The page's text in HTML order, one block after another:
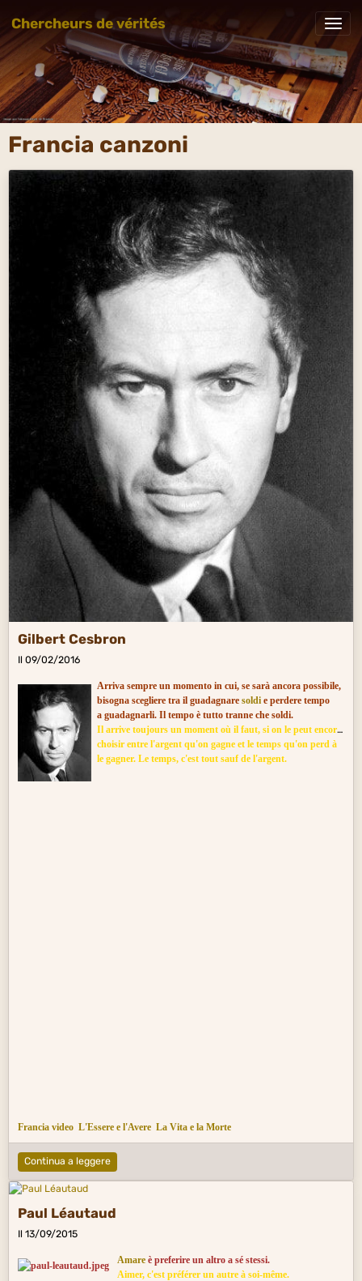
Chercheurs de vérités
Francia canzoni
Gilbert Cesbron
Il 09/02/2016
Arriva sempre un momento in cui, se sarà ancora possibile,
bisogna scegliere tra il guadagnare soldie perdere tempo
a guadagnarli. Il tempo è tutto tranne che soldi.
Il arrive toujours un moment où il faut, si on le peut encore,
choisir entre l'argent qu'on gagne et le temps qu'on perd à
le gagner. Le temps, c'est tout sauf de l'argent.
Francia video L'Essere e l'Avere La Vita e la Morte
Continua a leggere
Paul Léautaud
Il 13/09/2015
Amareè preferire un altro a sé stessi.
Aimer, c'est préférer un autre à soi-même.